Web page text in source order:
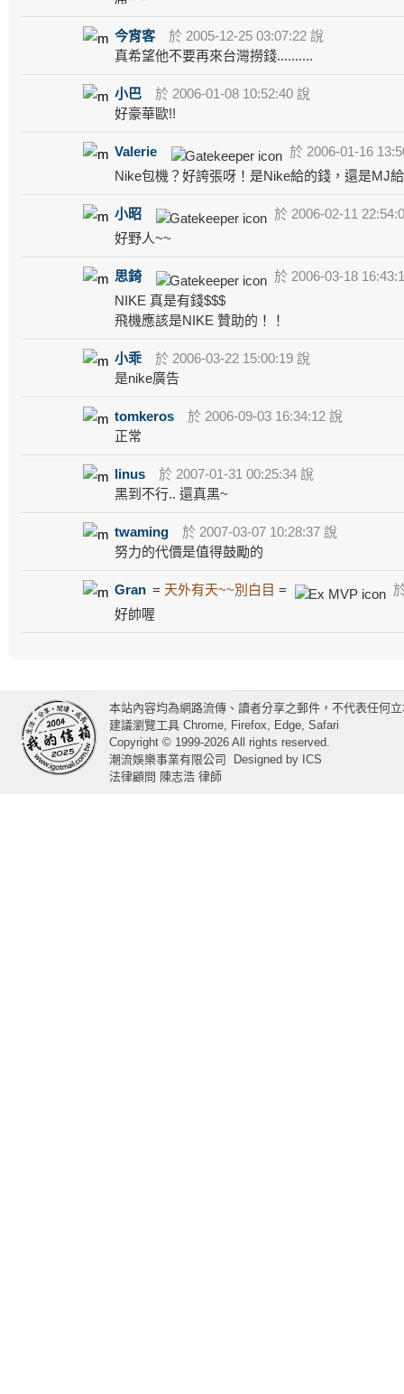
今宵客
於 2005-12-25 03:07:22 說
真希望他不要再來台灣撈錢..........
小巴
於 2006-01-08 10:52:40 說
好豪華歐!!
Valerie
於 2006-01-16
Nike包機？好誇張呀！是Nike給的錢，還是MJ
小昭
於 2006-02-11
好野人~~
思錡
於 2006-03-18
NIKE 真是有錢$$$
飛機應該是NIKE 贊助的！！
小乖
於 2006-03-22 15:00:19 說
是nike廣告
tomkeros
於 2006-09-03 16:34:12 說
正常
linus
於 2007-01-31 00:25:34 說
黑到不行.. 還真黑~
twaming
於 2007-03-07 10:28:37 說
努力的代價是值得鼓勵的
Gran = 天外有天~~別白目 =
好帥喔
本站內容均為網路流傳、讀者分享之郵件，不代表任何
建議瀏覽工具 Chrome, Firefox, Edge, Safari
Copyright © 1999-2026 All rights reserved.
潮流娛樂事業有限公司
Designed by ICS
法律顧問 陳志浩 律師